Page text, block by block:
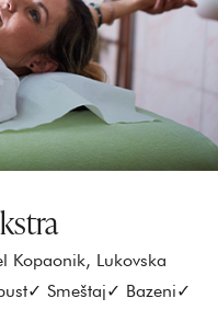
Kopaonik, Lukovska
Smeštaj✓ Bazeni✓